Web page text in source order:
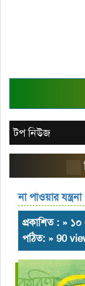
টপ নিউজ
না পাওয়ার যন্ত্রনা
প্রকাশিত : »
পঠিত: » 90